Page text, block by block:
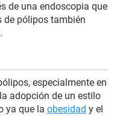
de una endoscopia que
de pólipos también
especialmente en
adopción de un estilo
ya que la obesidad y el